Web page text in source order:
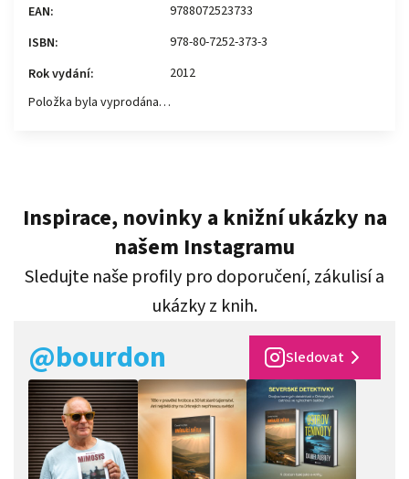
EAN:
9788072523733
ISBN:
978-80-7252-373-3
Rok vydání:
2012
Položka byla vyprodána…
Inspirace, novinky a knižní ukázky na
našem Instagramu
Sledujte naše profily pro doporučení, zákulisí a
ukázky z knih.
@bourdon Sledovat